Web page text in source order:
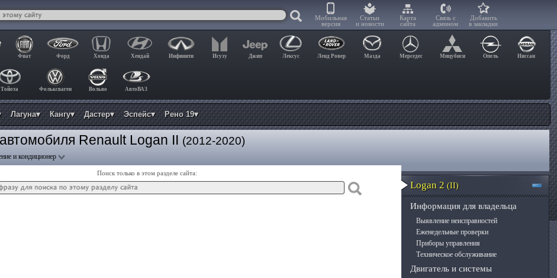
Мобильная
версия
Статьи
и новости
Карта
сайта
Связь с
админом
Добавить
в закладки
Фиат Форд Хонда Хендай Инфинити Исузу Джип Лексус Ленд Ровер Мазда Мерседес Мицубиси Опель Ниссан
Тойота Фольксваген Вольво АвтоВАЗ
Лагуна▾ Кангу▾ Дастер▾ Эспейс▾ Рено 19▾
Renault Logan II (2012-2020)
и кондиционер
Поиск только в этом разделе сайта:
Logan 2 (II)
Информация для владельца
Выявление неисправностей
Еженедельные проверки
Приборы управления
Техническое обслуживание
Двигатель и системы